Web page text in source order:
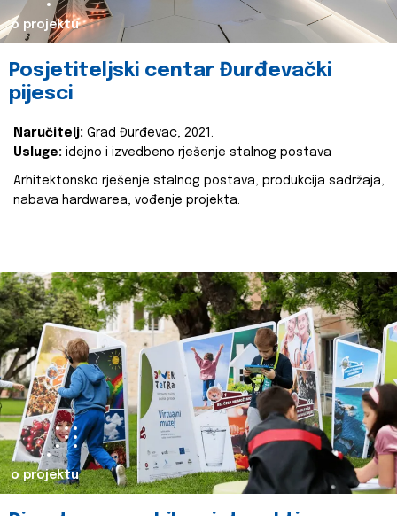
o projektu
Posjetiteljski centar Đurđevački
pijesci
Naručitelj: Grad Đurđevac, 2021.
Usluge: idejno i izvedbeno rješenje stalnog postava
Arhitektonsko rješenje stalnog postava, produkcija sadržaja,
nabava hardwarea, vođenje projekta.
o projektu